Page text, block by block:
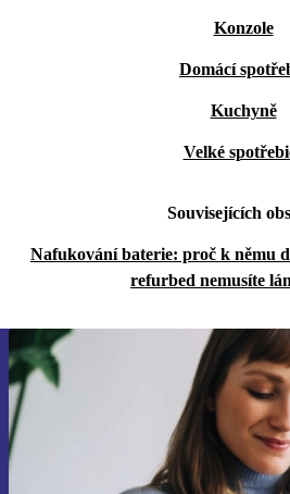
Konzole
Domácí
Kuchyně
Velké
Souvisejících
Nafukování baterie: proč k němu
refurbed nemusíte
Přihlas se k odběru
ušetři 400 Kč!
Už nikdy nepromeškej